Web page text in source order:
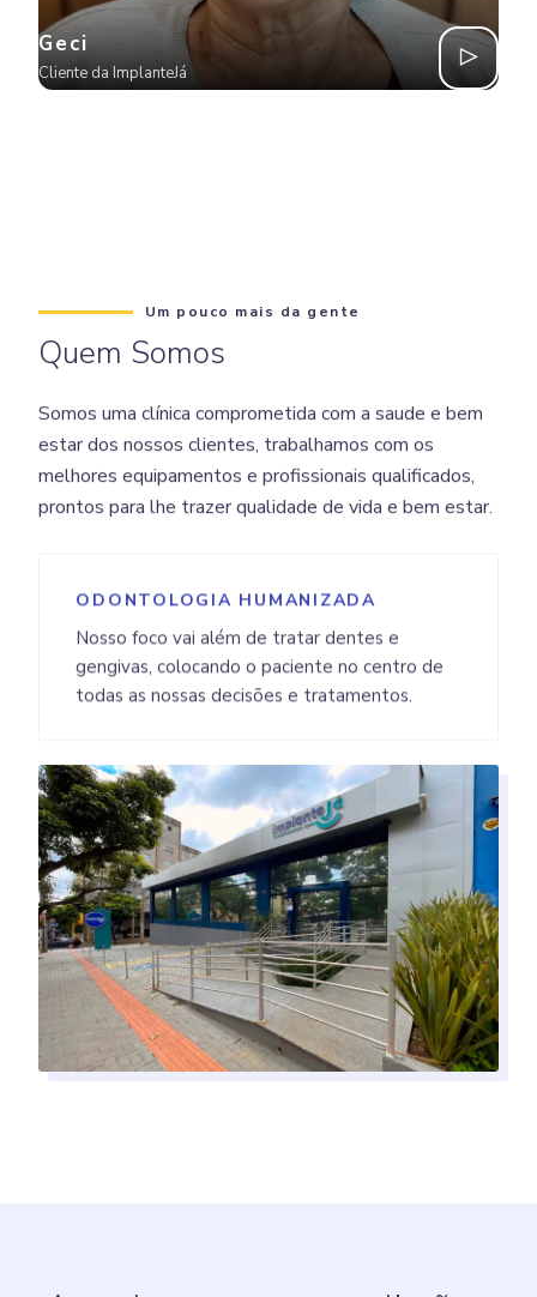
Geci
Cliente da ImplanteJá
Um pouco mais da gente
Quem Somos
Somos uma clínica comprometida com a saude e bem
estar dos nossos clientes, trabalhamos com os
melhores equipamentos e profissionais qualificados,
prontos para lhe trazer qualidade de vida e bem estar.
ODONTOLOGIA HUMANIZADA
Nosso foco vai além de tratar dentes e
gengivas, colocando o paciente no centro de
todas as nossas decisões e tratamentos.